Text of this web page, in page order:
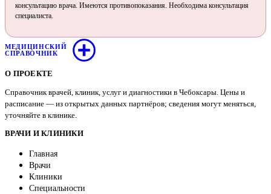
консультацию врача. Имеются противопоказания. Необходима консультация
специалиста.
МЕДИЦИНСКИЙ
СПРАВОЧНИК
О ПРОЕКТЕ
Справочник врачей, клиник, услуг и диагностики в Чебоксары. Цены и
расписание — из открытых данных партнёров; сведения могут меняться,
уточняйте в клинике.
ВРАЧИ И КЛИНИКИ
Главная
Врачи
Клиники
Специальности